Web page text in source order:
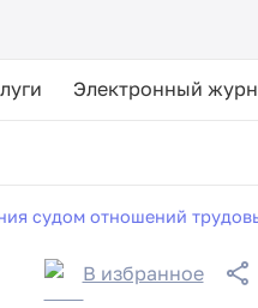
Электронный
судом отношений
В избранное